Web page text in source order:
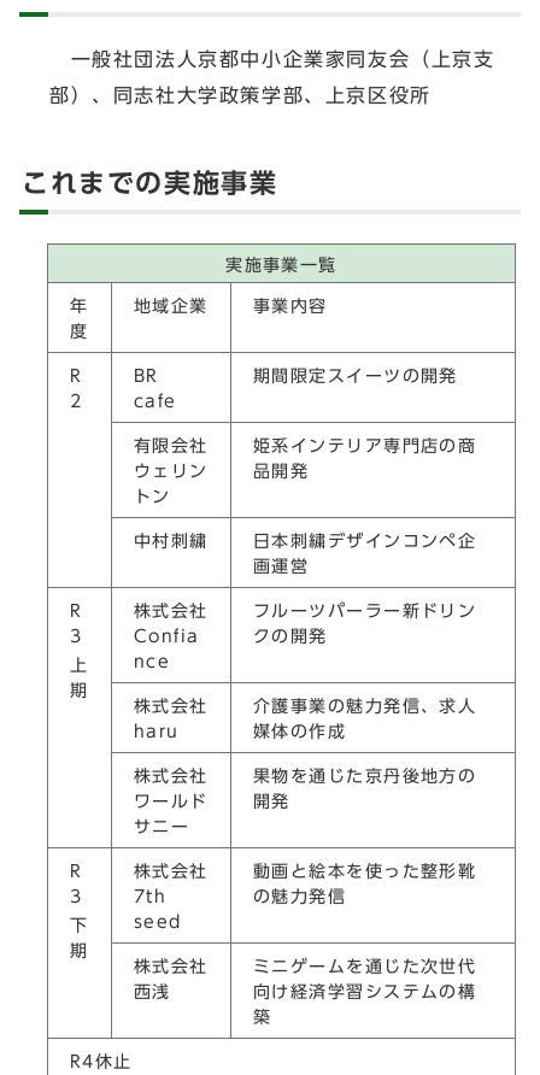
一般社団法人京都中小企業家同友会（上京支
部）、同志社大学政策学部、上京区役所
これまでの実施事業
実施事業一覧
年
度
地域企業 事業内容
R
2
BR
cafe
期間限定スイーツの開発
有限会社
ウェリン
トン
姫系インテリア専門店の商
品開発
中村刺繍
日本刺繍デザインコンペ企
画運営
R
3
上
期
株式会社
Confia
nce
フルーツパーラー新ドリン
クの開発
株式会社
haru
介護事業の魅力発信、求人
媒体の作成
株式会社
ワールド
サニー
果物を通じた京丹後地方の
開発
R
3
下
期
株式会社
7th
seed
動画と絵本を使った整形靴
の魅力発信
株式会社
西浅
ミニゲームを通じた次世代
向け経済学習システムの構
築
R4休止